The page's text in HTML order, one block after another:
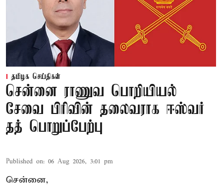
தமிழக செய்திகள்
சென்னை ராணுவ பொறியியல்
சேவை பிரிவின் தலைவராக ஈஸ்வர்
தத் பொறுப்பேற்பு
Published on: 06 Aug 2026, 3:01 pm
சென்னை,